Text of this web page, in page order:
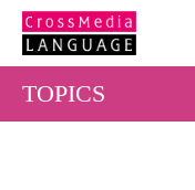
TOPICS